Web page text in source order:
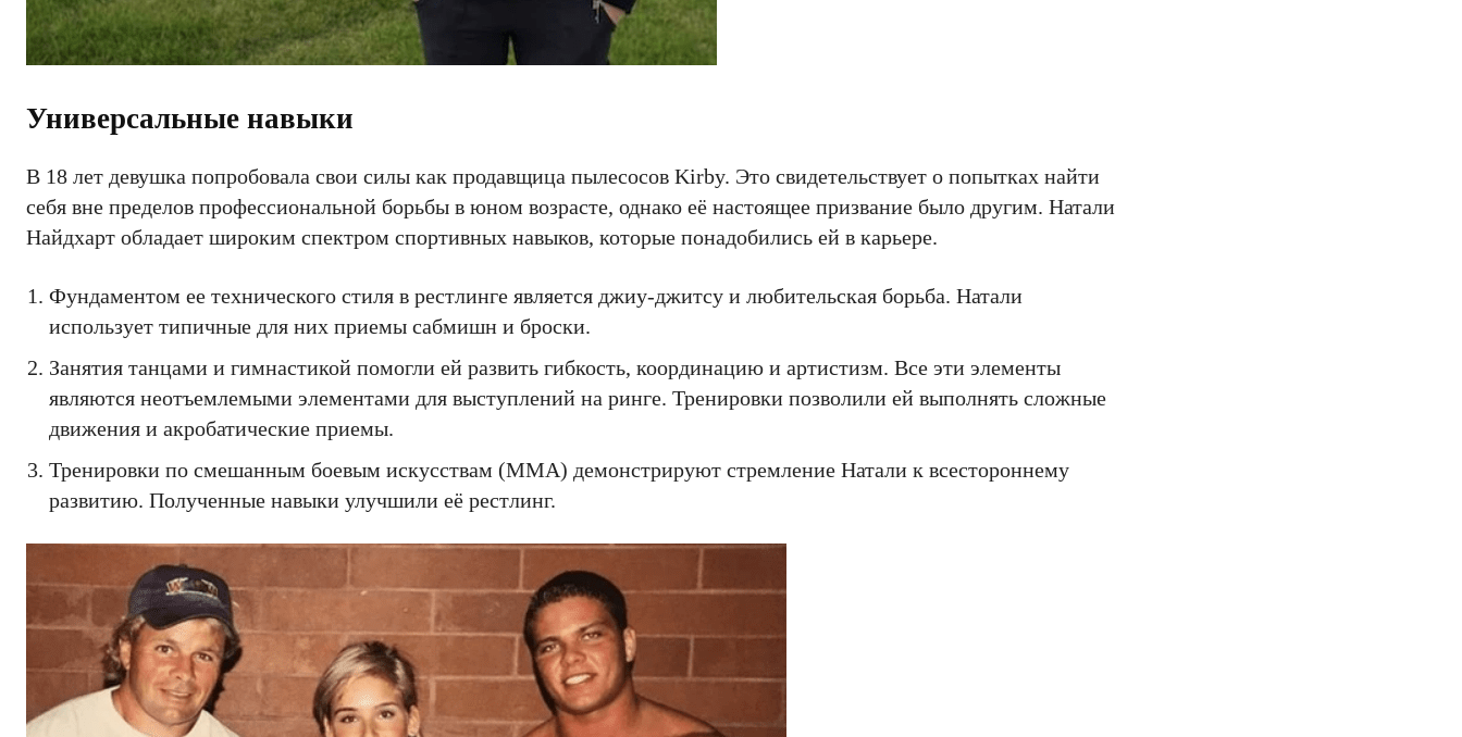
Универсальные навыки
В 18 лет девушка попробовала свои силы как продавщица пылесосов Kirby. Это свидетельствует о попытках найти
себя вне пределов профессиональной борьбы в юном возрасте, однако её настоящее призвание было другим. Натали
Найдхарт обладает широким спектром спортивных навыков, которые понадобились ей в карьере.
Фундаментом ее технического стиля в рестлинге является джиу-джитсу и любительская борьба. Натали
использует типичные для них приемы сабмишн и броски.
Занятия танцами и гимнастикой помогли ей развить гибкость, координацию и артистизм. Все эти элементы
являются неотъемлемыми элементами для выступлений на ринге. Тренировки позволили ей выполнять сложные
движения и акробатические приемы.
Тренировки по смешанным боевым искусствам (MMA) демонстрируют стремление Натали к всестороннему
развитию. Полученные навыки улучшили её рестлинг.